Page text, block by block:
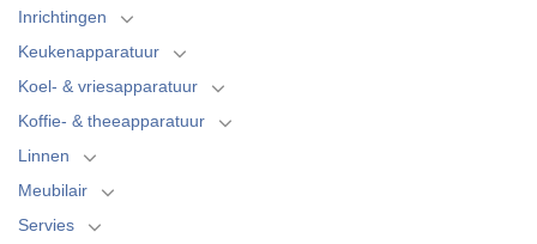
Inrichtingen
Keukenapparatuur
Koel- & vriesapparatuur
Koffie- & theeapparatuur
Linnen
Meubilair
Servies